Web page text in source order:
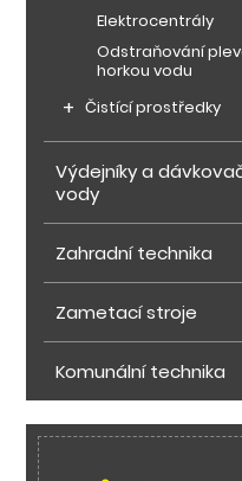
Elektrocentrály
Odstraňování
horkou vodu
Čistící prostředky
Výdejníky a
vody
Zahradní technika
Zametací stroje
Komunální technika